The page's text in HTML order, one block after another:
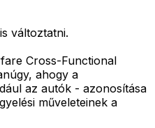
változtatni.
Cross-Functional
ahogy a
az autók - azonosítása
műveleteinek a